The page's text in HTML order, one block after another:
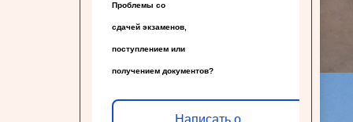
Проблемы со
сдачей экзаменов,
поступлением или
получением документов?
Написать о